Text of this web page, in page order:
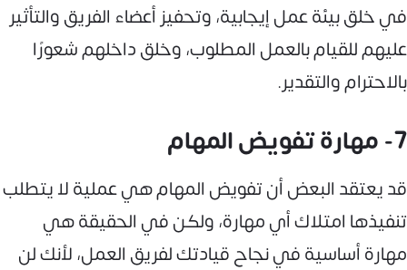
في خلق بيئة عمل إيجابية، وتحفيز أعضاء الفريق والتأثير
عليهم للقيام بالعمل المطلوب، وخلق داخلهم شعورًا
بالاحترام والتقدير.
7- مهارة تفويض المهام
قد يعتقد البعض أن تفويض المهام هي عملية لا يتطلب
تنفيذها امتلاك أي مهارة، ولكن في الحقيقة هي
مهارة أساسية في نجاح قيادتك لفريق العمل، لأنك لن